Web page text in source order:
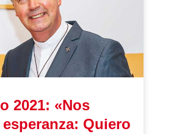
2021: «Nos
Quiero